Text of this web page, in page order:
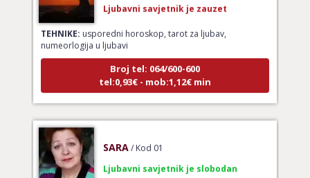
TEHNIKE:usporedni horoskop, tarot za ljubav,
numeorlogija u ljubavi
Broj tel: 064/600-600
tel:0,93€ - mob:1,12€ min